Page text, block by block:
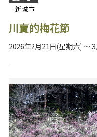
新城市
川賣的梅花節
2026年2月21日(星期六) ～